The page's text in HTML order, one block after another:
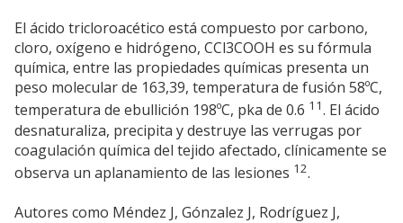
El ácido tricloroacético está compuesto por carbono,
cloro, oxígeno e hidrógeno, CCl3COOH es su fórmula
química, entre las propiedades químicas presenta un
peso molecular de 163,39, temperatura de fusión 58ºC,
temperatura de ebullición 198ºC, pka de 0.6 11. El ácido
desnaturaliza, precipita y destruye las verrugas por
coagulación química del tejido afectado, clínicamente se
observa un aplanamiento de las lesiones 12.
Autores como Méndez J, Gónzalez J, Rodríguez J,